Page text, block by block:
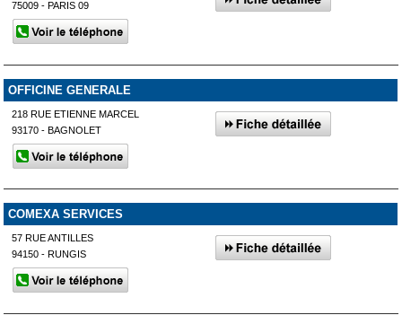
75009 - PARIS 09
OFFICINE GENERALE
218 RUE ETIENNE MARCEL
93170 - BAGNOLET
COMEXA SERVICES
57 RUE ANTILLES
94150 - RUNGIS